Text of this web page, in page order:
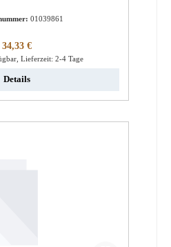
01039861
Regulärer Preis:
34,33 €
Lieferzeit: 2-4 Tage
Details